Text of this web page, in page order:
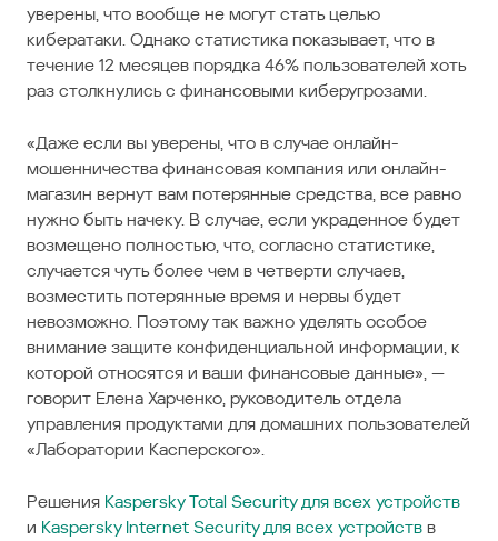
уверены, что вообще не могут стать целью
кибератаки. Однако статистика показывает, что в
течение 12 месяцев порядка 46% пользователей хоть
раз столкнулись с финансовыми киберугрозами.
«Даже если вы уверены, что в случае онлайн-
мошенничества финансовая компания или онлайн-
магазин вернут вам потерянные средства, все равно
нужно быть начеку. В случае, если украденное будет
возмещено полностью, что, согласно статистике,
случается чуть более чем в четверти случаев,
возместить потерянные время и нервы будет
невозможно. Поэтому так важно уделять особое
внимание защите конфиденциальной информации, к
которой относятся и ваши финансовые данные», —
говорит Елена Харченко, руководитель отдела
управления продуктами для домашних пользователей
«Лаборатории Касперского».
Решения Kaspersky Total Security для всех устройств
и Kaspersky Internet Security для всех устройств в